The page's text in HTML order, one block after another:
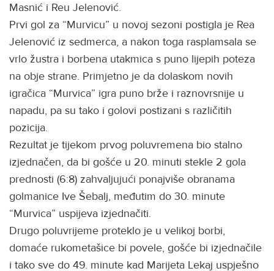
Masnić i Reu Jelenović.
Prvi gol za “Murvicu” u novoj sezoni postigla je Rea
Jelenović iz sedmerca, a nakon toga rasplamsala se
vrlo žustra i borbena utakmica s puno lijepih poteza
na obje strane. Primjetno je da dolaskom novih
igračica “Murvica” igra puno brže i raznovrsnije u
napadu, pa su tako i golovi postizani s različitih
pozicija.
Rezultat je tijekom prvog poluvremena bio stalno
izjednačen, da bi gošće u 20. minuti stekle 2 gola
prednosti (6:8) zahvaljujući ponajviše obranama
golmanice Ive Šebalj, međutim do 30. minute
“Murvica” uspijeva izjednačiti.
Drugo poluvrijeme proteklo je u velikoj borbi,
domaće rukometašice bi povele, gošće bi izjednačile
i tako sve do 49. minute kad Marijeta Lekaj uspješno